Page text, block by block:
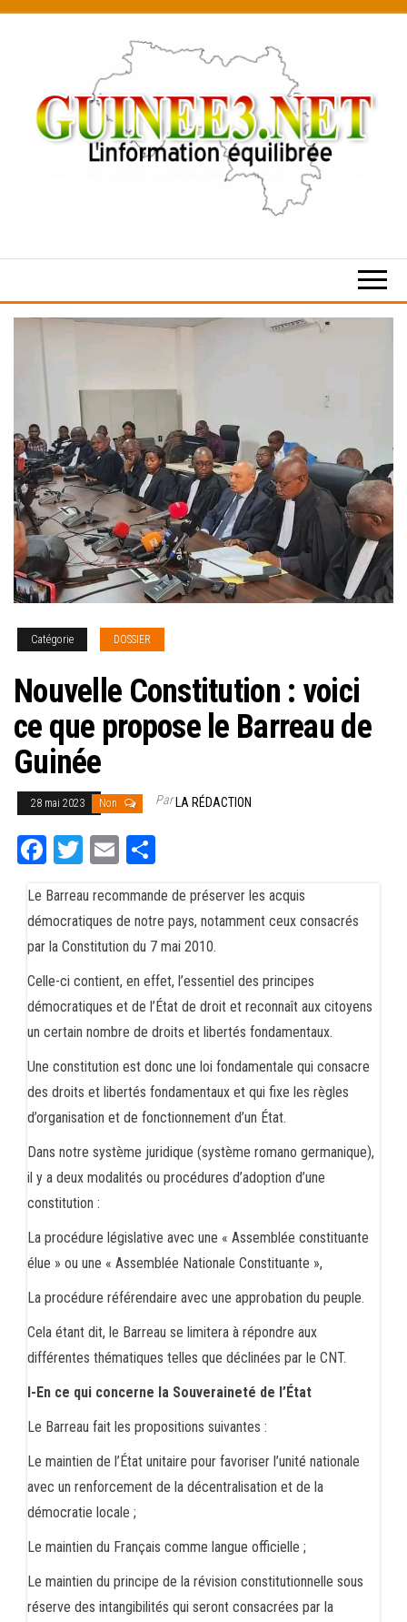
content
Catégorie DOSSIER
Nouvelle Constitution : voici
ce que propose le Barreau de
Guinée
28 mai 2023 Non ParLA RÉDACTION
Fa
bo
ok
T
tt
er
E
ail ag
er
Le Barreau recommande de préserver les acquis
démocratiques de notre pays, notamment ceux consacrés
par la Constitution du 7 mai 2010.
Celle-ci contient, en effet, l’essentiel des principes
démocratiques et de l’État de droit et reconnaît aux citoyens
un certain nombre de droits et libertés fondamentaux.
Une constitution est donc une loi fondamentale qui consacre
des droits et libertés fondamentaux et qui fixe les règles
d’organisation et de fonctionnement d’un État.
Dans notre système juridique (système romano germanique),
il y a deux modalités ou procédures d’adoption d’une
constitution :
La procédure législative avec une « Assemblée constituante
élue » ou une « Assemblée Nationale Constituante »,
La procédure référendaire avec une approbation du peuple.
Cela étant dit, le Barreau se limitera à répondre aux
différentes thématiques telles que déclinées par le CNT.
I-En ce qui concerne la Souveraineté de l’État
Le Barreau fait les propositions suivantes :
Le maintien de l’État unitaire pour favoriser l’unité nationale
avec un renforcement de la décentralisation et de la
démocratie locale ;
Le maintien du Français comme langue officielle ;
Le maintien du principe de la révision constitutionnelle sous
réserve des intangibilités qui seront consacrées par la